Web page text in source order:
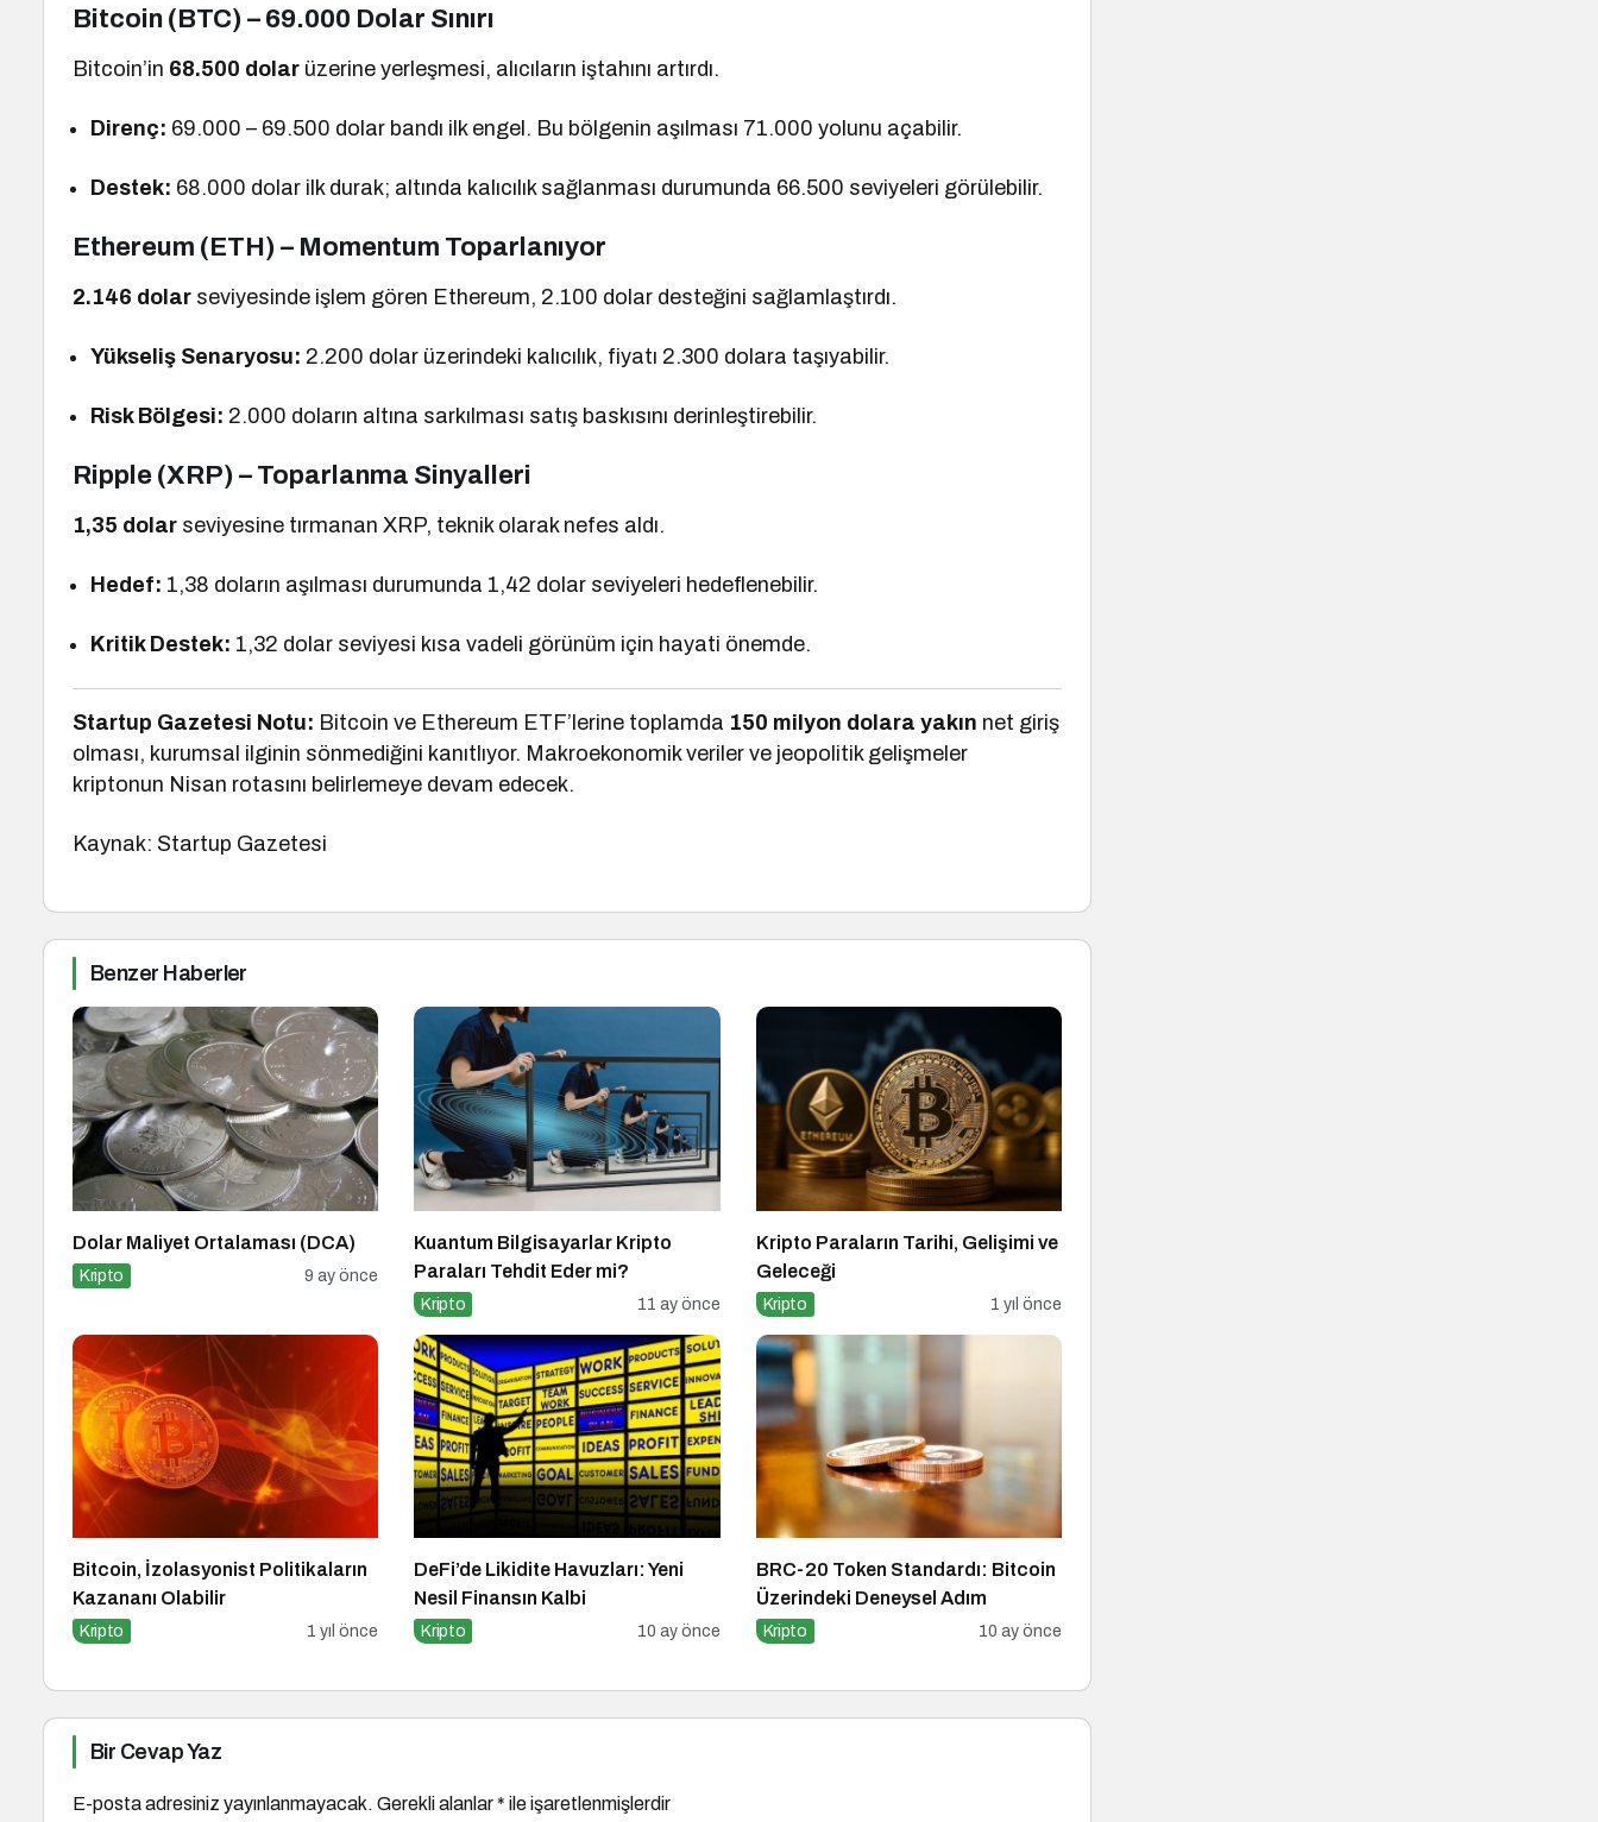
Bitcoin (BTC) – 69.000 Dolar Sınırı
Bitcoin’in 68.500 dolar üzerine yerleşmesi, alıcıların iştahını artırdı.
Direnç: 69.000 – 69.500 dolar bandı ilk engel. Bu bölgenin aşılması 71.000 yolunu açabilir.
Destek: 68.000 dolar ilk durak; altında kalıcılık sağlanması durumunda 66.500 seviyeleri görülebilir.
Ethereum (ETH) – Momentum Toparlanıyor
2.146 dolar seviyesinde işlem gören Ethereum, 2.100 dolar desteğini sağlamlaştırdı.
Yükseliş Senaryosu: 2.200 dolar üzerindeki kalıcılık, fiyatı 2.300 dolara taşıyabilir.
Risk Bölgesi: 2.000 doların altına sarkılması satış baskısını derinleştirebilir.
Ripple (XRP) – Toparlanma Sinyalleri
1,35 dolar seviyesine tırmanan XRP, teknik olarak nefes aldı.
Hedef: 1,38 doların aşılması durumunda 1,42 dolar seviyeleri hedeflenebilir.
Kritik Destek: 1,32 dolar seviyesi kısa vadeli görünüm için hayati önemde.
Startup Gazetesi Notu: Bitcoin ve Ethereum ETF’lerine toplamda 150 milyon dolara yakın net giriş
olması, kurumsal ilginin sönmediğini kanıtlıyor. Makroekonomik veriler ve jeopolitik gelişmeler
kriptonun Nisan rotasını belirlemeye devam edecek.
Kaynak: Startup Gazetesi
Benzer Haberler
Dolar Maliyet Ortalaması (DCA)
Kripto 9 ay önce
Kuantum Bilgisayarlar Kripto
Paraları Tehdit Eder mi?
Kripto 11 ay önce
Kripto Paraların Tarihi, Gelişimi ve
Geleceği
Kripto 1 yıl önce
Bitcoin, İzolasyonist Politikaların
Kazananı Olabilir
Kripto 1 yıl önce
DeFi’de Likidite Havuzları: Yeni
Nesil Finansın Kalbi
Kripto 10 ay önce
BRC-20 Token Standardı: Bitcoin
Üzerindeki Deneysel Adım
Kripto 10 ay önce
Bir Cevap Yaz
E-posta adresiniz yayınlanmayacak. Gerekli alanlar* ile işaretlenmişlerdir